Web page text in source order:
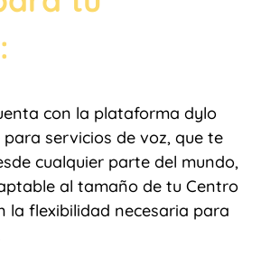
con la plataforma dylo
para servicios de voz, que te
cualquier parte del mundo,
al tamaño de tu Centro
la flexibilidad necesaria para